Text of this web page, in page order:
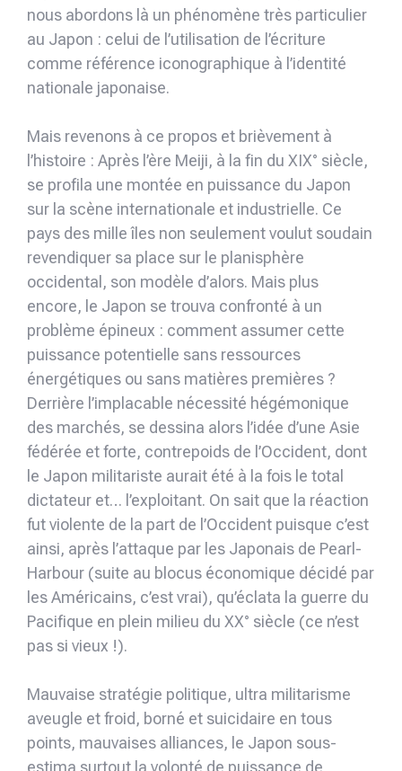
nous abordons là un phénomène très particulier
au Japon : celui de l’utilisation de l’écriture
comme référence iconographique à l’identité
nationale japonaise.
Mais revenons à ce propos et brièvement à
l’histoire : Après l’ère Meiji, à la fin du XIX° siècle,
se profila une montée en puissance du Japon
sur la scène internationale et industrielle. Ce
pays des mille îles non seulement voulut soudain
revendiquer sa place sur le planisphère
occidental, son modèle d’alors. Mais plus
encore, le Japon se trouva confronté à un
problème épineux : comment assumer cette
puissance potentielle sans ressources
énergétiques ou sans matières premières ?
Derrière l’implacable nécessité hégémonique
des marchés, se dessina alors l’idée d’une Asie
fédérée et forte, contrepoids de l’Occident, dont
le Japon militariste aurait été à la fois le total
dictateur et… l’exploitant. On sait que la réaction
fut violente de la part de l’Occident puisque c’est
ainsi, après l’attaque par les Japonais de Pearl-
Harbour (suite au blocus économique décidé par
les Américains, c’est vrai), qu’éclata la guerre du
Pacifique en plein milieu du XX° siècle (ce n’est
pas si vieux !).
Mauvaise stratégie politique, ultra militarisme
aveugle et froid, borné et suicidaire en tous
points, mauvaises alliances, le Japon sous-
estima surtout la volonté de puissance de